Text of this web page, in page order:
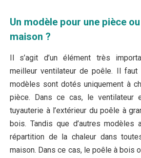
Un modèle pour une pièce
maison ?
Il s’agit d’un élément très
meilleur ventilateur de poêle. Il faut
modèles sont dotés uniquement à
pièce. Dans ce cas, le ventilateur
tuyauterie à l’extérieur du poêle à
bois. Tandis que d’autres modèles
répartition de la chaleur dans
maison. Dans ce cas, le poêle à bois